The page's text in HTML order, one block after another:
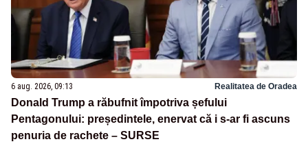
6 aug. 2026, 09:13 Realitatea de Oradea
Donald Trump a răbufnit împotriva șefului
Pentagonului: președintele, enervat că i s-ar fi ascuns
penuria de rachete – SURSE